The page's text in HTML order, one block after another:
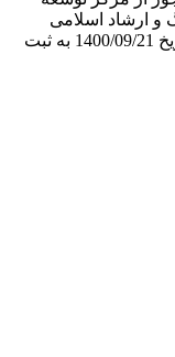
دریافت شده و با شماره پرونده 12565 در تاریخ 1400/09/21 به ثبت